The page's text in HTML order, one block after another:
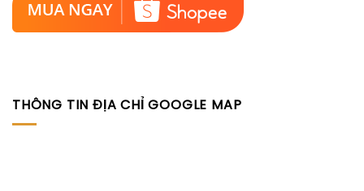
THÔNG TIN ĐỊA CHỈ GOOGLE MAP